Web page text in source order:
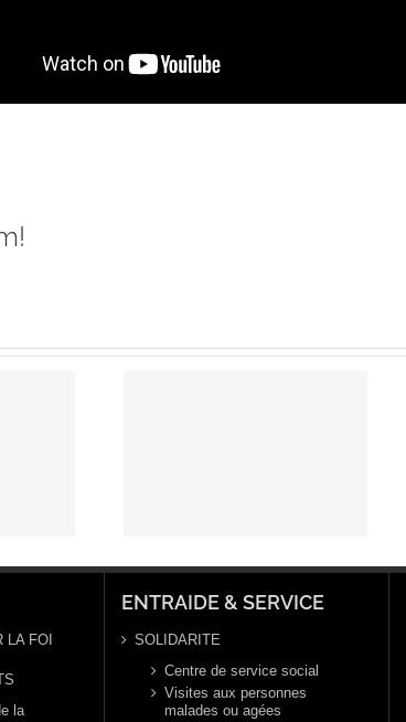
B
LA FOI
la
ENTRAIDE & SERVICE
SOLIDARITE
Centre de service social
Visites aux personnes
malades ou agées